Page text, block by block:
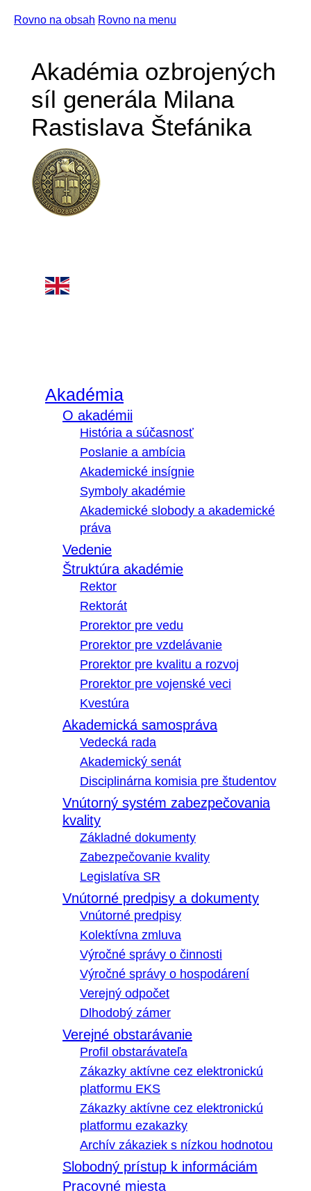
Rovno na obsah Rovno na menu
Akadémia ozbrojených
síl generála Milana
Rastislava Štefánika
Akadémia
O akadémii
História a súčasnosť
Poslanie a ambícia
Akademické insígnie
Symboly akadémie
Akademické slobody a akademické
práva
Vedenie
Štruktúra akadémie
Rektor
Rektorát
Prorektor pre vedu
Prorektor pre vzdelávanie
Prorektor pre kvalitu a rozvoj
Prorektor pre vojenské veci
Kvestúra
Akademická samospráva
Vedecká rada
Akademický senát
Disciplinárna komisia pre študentov
Vnútorný systém zabezpečovania
kvality
Základné dokumenty
Zabezpečovanie kvality
Legislatíva SR
Vnútorné predpisy a dokumenty
Vnútorné predpisy
Kolektívna zmluva
Výročné správy o činnosti
Výročné správy o hospodárení
Verejný odpočet
Dlhodobý zámer
Verejné obstarávanie
Profil obstarávateľa
Zákazky aktívne cez elektronickú
platformu EKS
Zákazky aktívne cez elektronickú
platformu ezakazky
Archív zákaziek s nízkou hodnotou
Slobodný prístup k informáciám
Pracovné miesta